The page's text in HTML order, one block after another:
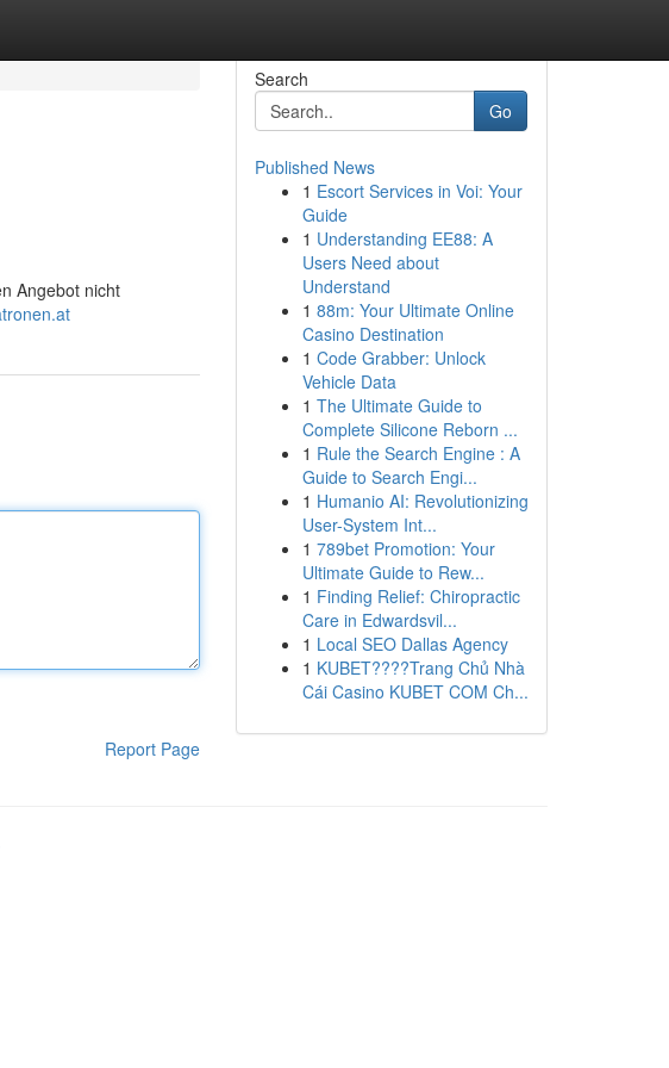
Angebot nicht
Report Page
Search
Go
Published News
1 Escort Services in Voi: Your
Guide
1 Understanding EE88: A
Users Need about
Understand
1 88m: Your Ultimate Online
Casino Destination
1 Code Grabber: Unlock
Vehicle Data
1 The Ultimate Guide to
Complete Silicone Reborn ...
1 Rule the Search Engine : A
Guide to Search Engi...
1 Humanio AI: Revolutionizing
User-System Int...
1 789bet Promotion: Your
Ultimate Guide to Rew...
1 Finding Relief: Chiropractic
Care in Edwardsvil...
1 Local SEO Dallas Agency
1 KUBET????️Trang Chủ Nhà
Cái Casino KUBET COM Ch...